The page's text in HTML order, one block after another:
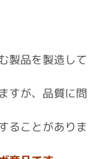
製品を製造して
すが、品質に問
ることがありま